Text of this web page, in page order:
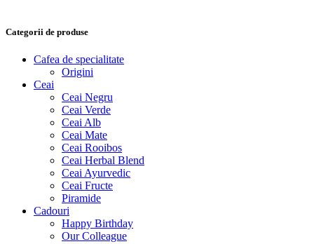
Categorii de produse
Cafea de specialitate
Origini
Ceai
Ceai Negru
Ceai Verde
Ceai Alb
Ceai Mate
Ceai Rooibos
Ceai Herbal Blend
Ceai Ayurvedic
Ceai Fructe
Piramide
Cadouri
Happy Birthday
Our Colleague